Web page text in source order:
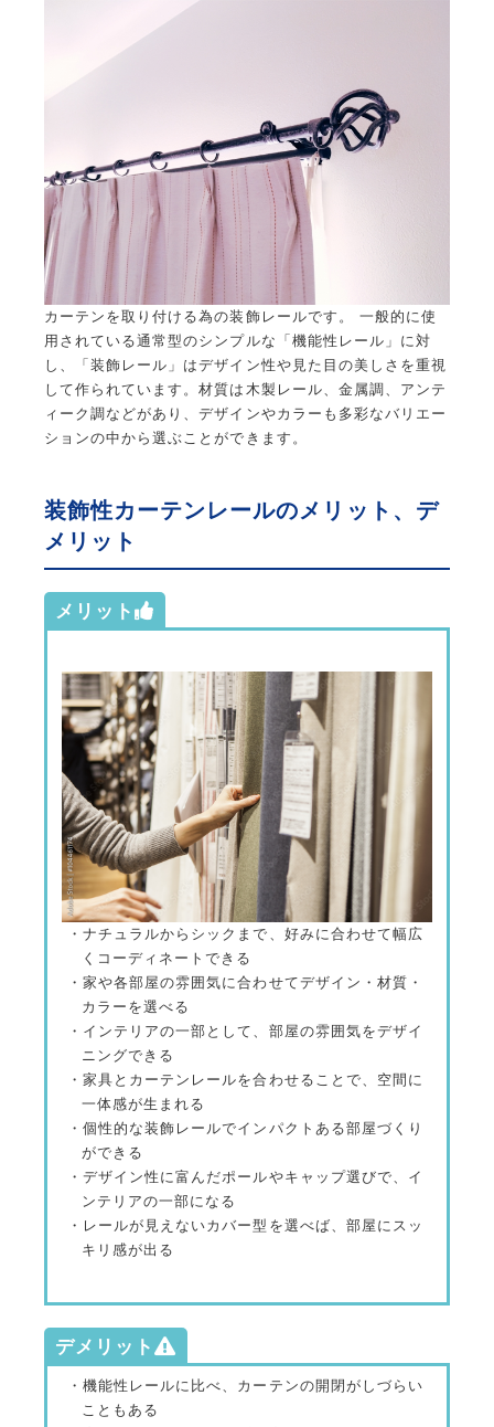
枕棚ハンガーパイプセット
中段
外構工事
エクステリアライト
砂利工事（６号砕石）
天然芝（高麗芝）３月～９月
防犯センサーライト
ウッドデッキ
リアル人工芝
メッシュフェンス
土間コンクリート
形材フェンス
カーポート
立水栓
サイクルポート
チェーンポール
カーテンを取り付ける為の装飾レールです。 一般的に使
用されている通常型のシンプルな「機能性レール」に対
し、「装飾レール」はデザイン性や見た目の美しさを重視
して作られています。材質は木製レール、金属調、アンテ
ィーク調などがあり、デザインやカラーも多彩なバリエー
ションの中から選ぶことができます。
装飾性カーテンレールのメリット、デ
メリット
メリット
・ナチュラルからシックまで、好みに合わせて幅広
くコーディネートできる
・家や各部屋の雰囲気に合わせてデザイン・材質・
カラーを選べる
・インテリアの一部として、部屋の雰囲気をデザイ
ニングできる
・家具とカーテンレールを合わせることで、空間に
一体感が生まれる
・個性的な装飾レールでインパクトある部屋づくり
ができる
・デザイン性に富んだポールやキャップ選びで、イ
ンテリアの一部になる
・レールが見えないカバー型を選べば、部屋にスッ
キリ感が出る
デメリット
・機能性レールに比べ、カーテンの開閉がしづらい
こともある